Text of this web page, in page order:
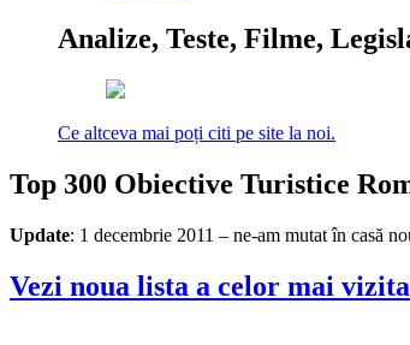
Analize, Teste, Filme,
Ce altceva mai poți citi pe site la noi.
Top 300 Obiective Turistice
Update: 1 decembrie 2011 – ne-am mutat în casă
Vezi noua lista a celor mai